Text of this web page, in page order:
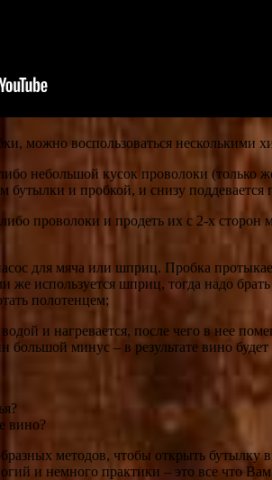
можно воспользоваться несколькими
небольшой кусок проволоки (только
бутылки и пробкой, и снизу
проволоки и продеть их с 2-х
для мяча или шприц. Пробка
же используется шприц, тогда надо
полотенцем;
и нагревается, после чего в нее
большой минус – в результате вино
вино?
методов, чтобы открыть бутылку
и немного практики – это все что